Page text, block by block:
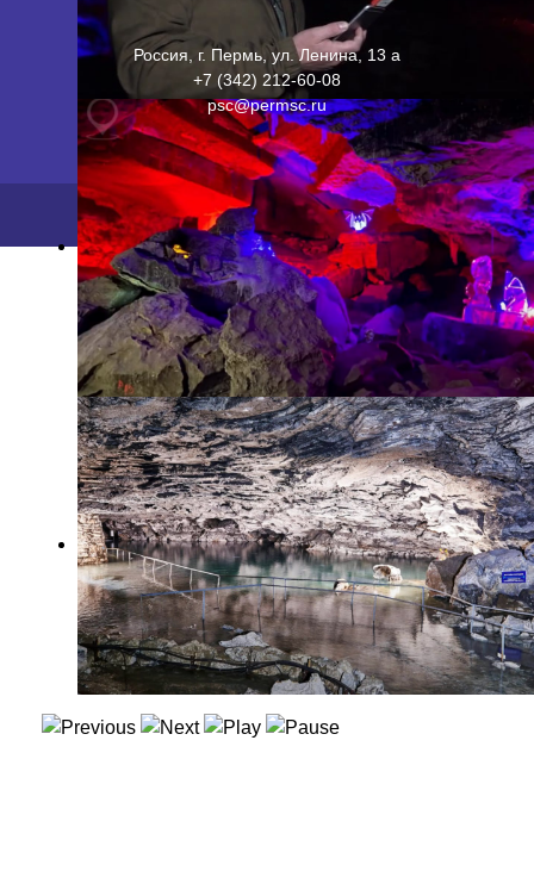
Россия, г. Пермь, ул. Ленина, 13 а
+7 (342) 212-60-08
psc@permsc.ru
2026 ©ПФИЦ УрО РАН